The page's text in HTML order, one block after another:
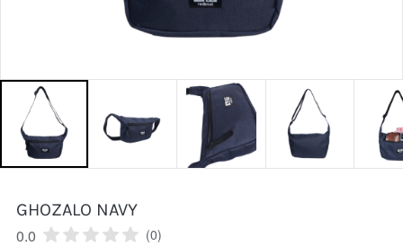
GHOZALO NAVY
0.0
(0)